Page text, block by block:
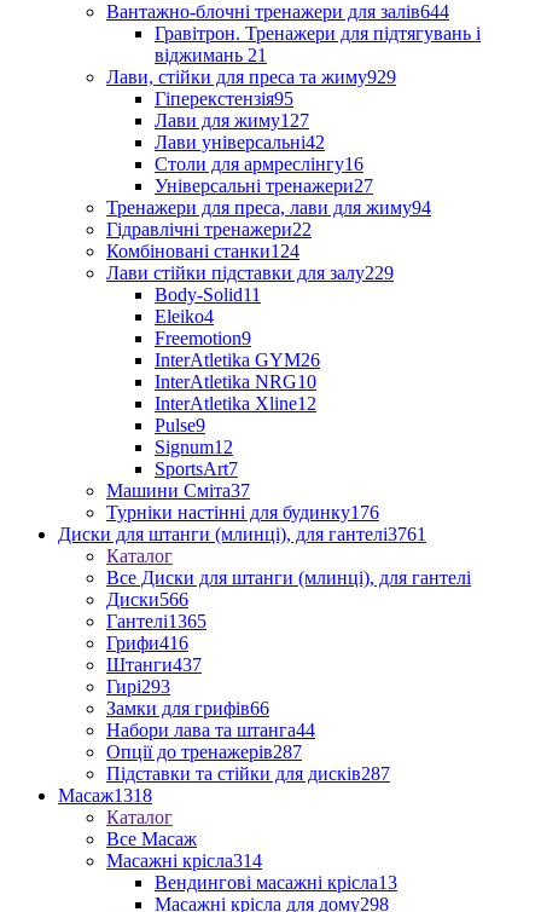
Вантажно-блочні тренажери для залів644
Гравітрон. Тренажери для підтягувань і
віджимань 21
Лави, стійки для преса та жиму929
Гіперекстензія95
Лави для жиму127
Лави універсальні42
Столи для армреслінгу16
Універсальні тренажери27
Тренажери для преса, лави для жиму94
Гідравлічні тренажери22
Комбіновані станки124
Лави стійки підставки для залу229
Body-Solid11
Eleiko4
Freemotion9
InterAtletika GYM26
InterAtletika NRG10
InterAtletika Xline12
Pulse9
Signum12
SportsArt7
Машини Сміта37
Турніки настінні для будинку176
Диски для штанги (млинці), для гантелі3761
Каталог
Все Диски для штанги (млинці), для гантелі
Диски566
Гантелі1365
Грифи416
Штанги437
Гирі293
Замки для грифів66
Набори лава та штанга44
Опції до тренажерів287
Підставки та стійки для дисків287
Масаж1318
Каталог
Все Масаж
Масажні крісла314
Вендингові масажні крісла13
Масажні крісла для дому298